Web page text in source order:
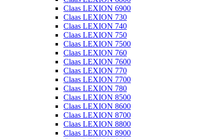
Claas LEXION 6900
Claas LEXION 730
Claas LEXION 740
Claas LEXION 750
Claas LEXION 7500
Claas LEXION 760
Claas LEXION 7600
Claas LEXION 770
Claas LEXION 7700
Claas LEXION 780
Claas LEXION 8500
Claas LEXION 8600
Claas LEXION 8700
Claas LEXION 8800
Claas LEXION 8900